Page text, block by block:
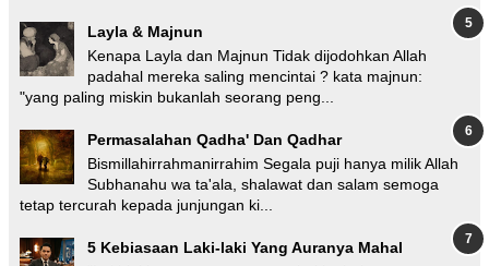
Layla & Majnun
Kenapa Layla dan Majnun Tidak dijodohkan Allah
padahal mereka saling mencintai ? kata majnun:
"yang paling miskin bukanlah seorang peng...
Permasalahan Qadha' Dan Qadhar
Bismillahirrahmanirrahim Segala puji hanya milik Allah
Subhanahu wa ta'ala, shalawat dan salam semoga
tetap tercurah kepada junjungan ki...
5 Kebiasaan Laki-laki Yang Auranya Mahal